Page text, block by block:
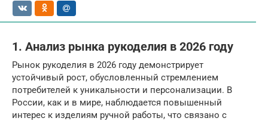
1. Анализ рынка рукоделия в 2026 году
Рынок рукоделия в 2026 году демонстрирует
устойчивый рост, обусловленный стремлением
потребителей к уникальности и персонализации. В
России, как и в мире, наблюдается повышенный
интерес к изделиям ручной работы, что связано с